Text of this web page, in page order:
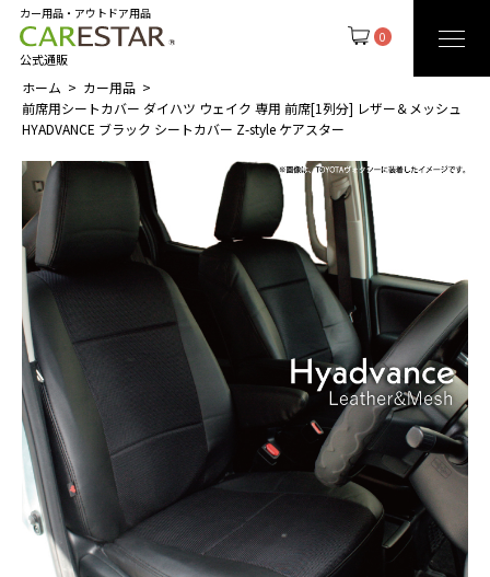
0
カー用品・アウトドア用品
公式通販
ホーム
カー用品
前席用シートカバー ダイハツ ウェイク 専用 前席[1列分] レザー＆メッシュ
HYADVANCE ブラック シートカバー Z-style ケアスター